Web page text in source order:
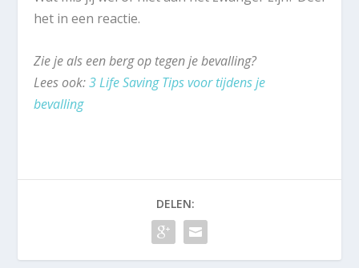
het in een reactie.
Zie je als een berg op tegen je bevalling?
Lees ook:3 Life Saving Tips voor tijdens je
bevalling
DELEN: